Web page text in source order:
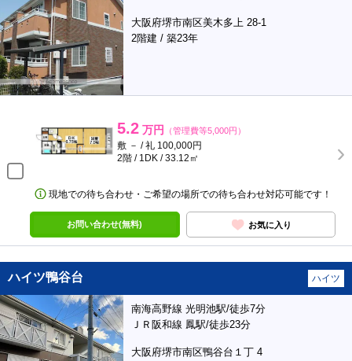
大阪府堺市南区美木多上 28-1
2階建 / 築23年
5.2 万円 （管理費等5,000円）
敷 － / 礼 100,000円
2階 / 1DK / 33.12㎡
現地での待ち合わせ・ご希望の場所での待ち合わせ対応可能です！
お問い合わせ(無料) お気に入り
ハイツ鴨谷台 ハイツ
南海高野線 光明池駅/徒歩7分
ＪＲ阪和線 鳳駅/徒歩23分
大阪府堺市南区鴨谷台１丁 4